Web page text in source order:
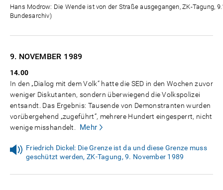
Zeit
Hans Modrow: Die Wende ist von der Straße ausgegangen, ZK-Tagung,
Bundesarchiv)
9. NOVEMBER 1989
14.00
In den „Dialog mit dem Volk“ hatte die SED in den Wochen zuvor
weniger Diskutanten, sondern überwiegend die Volkspolizei
entsandt. Das Ergebnis: Tausende von Demonstranten wurden
vorübergehend „zugeführt“, mehrere Hundert eingesperrt, nicht
wenige misshandelt.
Mehr
Friedrich Dickel: Die Grenze ist da und diese Grenze muss
geschützt werden, ZK-Tagung, 9. November 1989